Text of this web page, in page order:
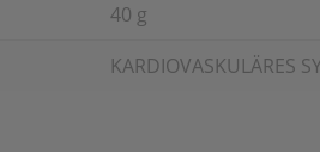
40 g
KARDIOVASKULÄRES